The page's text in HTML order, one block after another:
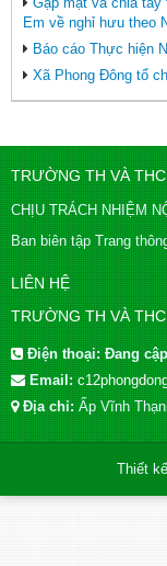
Em về nghỉ hưu theo
Báo cáo Thực hiện
Xã Phong Đông tổ
TRƯỜNG TH VÀ
CHỊU TRÁCH NHIỆM
Ban biên tập Trang
LIÊN HỆ
TRƯỜNG TH VÀ
Điện thoại:Đang
Email:
Địa chỉ:Ấp Vĩnh
Thiết